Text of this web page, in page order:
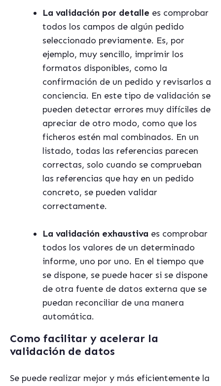
La validación por detalle es comprobar
todos los campos de algún pedido
seleccionado previamente. Es, por
ejemplo, muy sencillo, imprimir los
formatos disponibles, como la
confirmación de un pedido y revisarlos a
conciencia. En este tipo de validación se
pueden detectar errores muy difíciles de
apreciar de otro modo, como que los
ficheros estén mal combinados. En un
listado, todas las referencias parecen
correctas, solo cuando se comprueban
las referencias que hay en un pedido
concreto, se pueden validar
correctamente.
La validación exhaustiva es comprobar
todos los valores de un determinado
informe, uno por uno. En el tiempo que
se dispone, se puede hacer si se dispone
de otra fuente de datos externa que se
puedan reconciliar de una manera
automática.
Como facilitar y acelerar la
validación de datos
Se puede realizar mejor y más eficientemente la